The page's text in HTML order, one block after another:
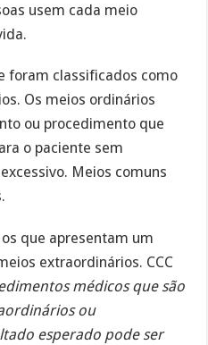
usem cada meio
foram classificados como
Os meios ordinários
ou procedimento que
o paciente sem
Meios comuns
que apresentam um
extraordinários. CCC
médicos que são
ou
esperado pode ser